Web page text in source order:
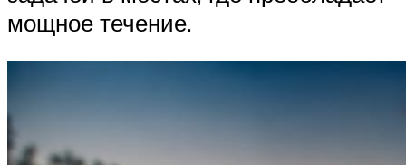
мощное течение.